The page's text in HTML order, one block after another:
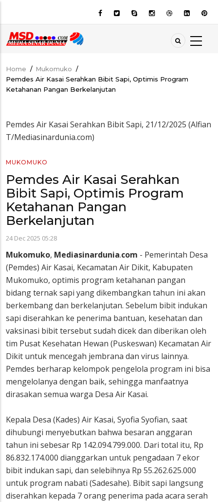
main
content
Breadcrumb
Home / Mukomuko /
Pemdes Air Kasai Serahkan Bibit Sapi, Optimis Program
Ketahanan Pangan Berkelanjutan
Pemdes Air Kasai Serahkan Bibit Sapi, 21/12/2025 (Alfian
T/Mediasinardunia.com)
MUKOMUKO
Pemdes Air Kasai Serahkan
Bibit Sapi, Optimis Program
Ketahanan Pangan
Berkelanjutan
24 Dec 2025 05:28
Mukomuko, Mediasinardunia.com - Pemerintah Desa
(Pemdes) Air Kasai, Kecamatan Air Dikit, Kabupaten
Mukomuko, optimis program ketahanan pangan
bidang ternak sapi yang dikembangkan tahun ini akan
berkembang dan berkelanjutan. Sebelum bibit indukan
sapi diserahkan ke penerima bantuan, kesehatan dan
vaksinasi bibit tersebut sudah dicek dan diberikan oleh
tim Pusat Kesehatan Hewan (Puskeswan) Kecamatan Air
Dikit untuk mencegah jembrana dan virus lainnya.
Pemdes berharap kelompok pengelola program ini bisa
mengelolanya dengan baik, sehingga manfaatnya
dirasakan semua warga Desa Air Kasai.
Kepala Desa (Kades) Air Kasai, Syofia Syofian, saat
dihubungi menyebutkan bahwa besaran anggaran
tahun ini sebesar Rp 142.094.799.000. Dari total itu, Rp
86.832.174.000 dianggarkan untuk pengadaan 7 ekor
bibit indukan sapi, dan selebihnya Rp 55.262.625.000
untuk program nabati (Sadesahe). Bibit sapi langsung
diserahkan kepada 7 orang penerima pada acara serah